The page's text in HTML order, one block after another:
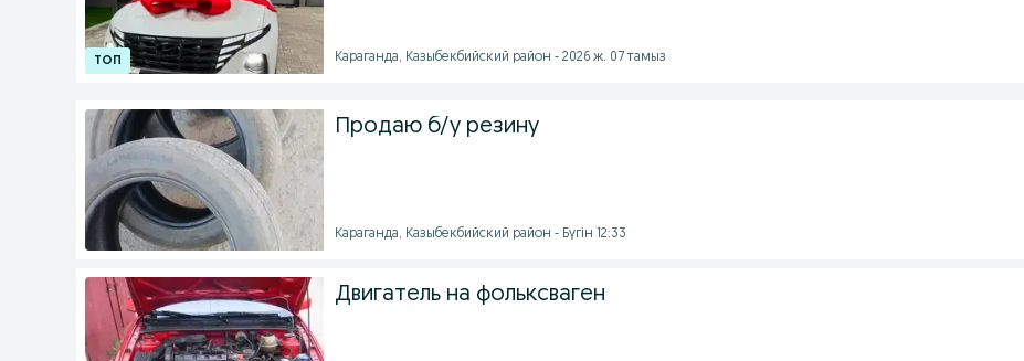
Караганда, Казыбекбийский район - 2026 ж. 07 тамыз
Продаю б/у резину
Караганда, Казыбекбийский район - Бүгін 12:33
Двигатель на фольксваген